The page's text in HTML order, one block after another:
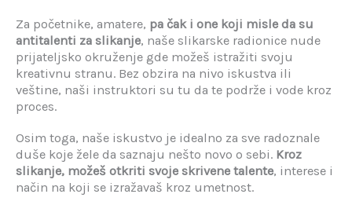
Za početnike, amatere, pa čak i one koji misle da su
antitalenti za slikanje, naše slikarske radionice nude
prijateljsko okruženje gde možeš istražiti svoju
kreativnu stranu. Bez obzira na nivo iskustva ili
veštine, naši instruktori su tu da te podrže i vode kroz
proces.
Osim toga, naše iskustvo je idealno za sve radoznale
duše koje žele da saznaju nešto novo o sebi. Kroz
slikanje, možeš otkriti svoje skrivene talente, interese i
način na koji se izražavaš kroz umetnost.